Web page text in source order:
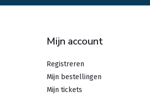
Mijn account
Registreren
Mijn bestellingen
Mijn tickets